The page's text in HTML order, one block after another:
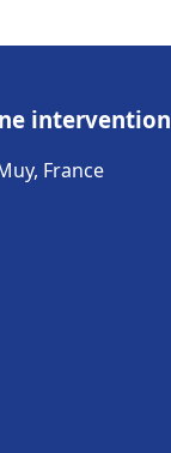
intervention
France